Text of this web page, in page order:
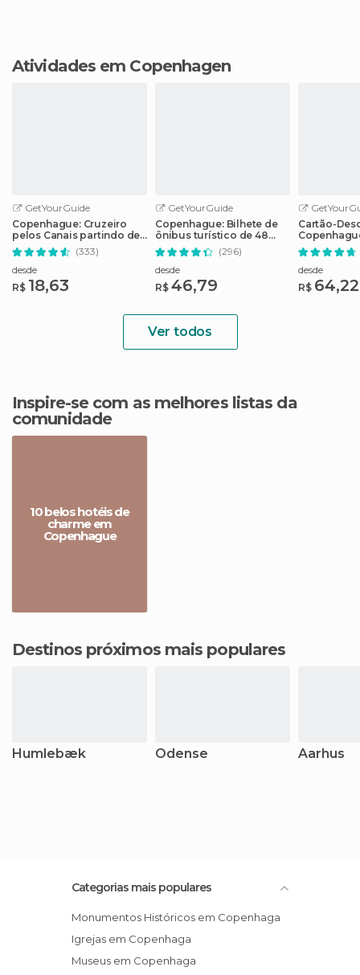
Atividades em Copenhagen
GetYourGuide
Copenhague: Cruzeiro
pelos Canais partindo de
Nyhavn
(333)
desde
R$ 18,63
GetYourGuide
Copenhague: Bilhete de
ônibus turístico de 48
horas, passeio de barco
de 1 hora
(296)
desde
R$ 46,79
Cartão-
atrações e
público
desde
R$ 64,22
Ver todos
Inspire-se com as melhores listas da
comunidade
10 belos hotéis de
charme em
Copenhague
Destinos próximos mais populares
Humlebæk Odense Aarhus
Categorias mais populares
Monumentos Históricos em Copenhaga
Igrejas em Copenhaga
Museus em Copenhaga